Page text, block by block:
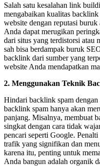
Salah satu kesalahan link
mengabaikan kualitas
website dengan reputasi
Anda dapat merugikan
dari situs yang terdistorsi atau
sah bisa berdampak buruk
backlink dari sumber yang
website Anda mendapatkan
2. Menggunakan Teknik
Hindari backlink spam
backlink spam hanya akan
panjang. Misalnya, membuat
singkat dengan cara tidak
pencari seperti Google.
trafik yang signifikan dan
karena itu, penting untuk
Anda bangun adalah organik